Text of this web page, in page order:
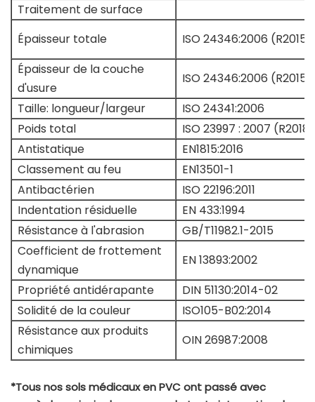
Traitement de surface
Épaisseur totale
ISO 24346:2006 (R2015)
Épaisseur de la couche
d'usure
ISO 24346:2006 (R2015)
Taille: longueur/largeur
ISO 24341:2006
Poids total
ISO 23997 : 2007 (R2018)
Antistatique
EN1815:2016
Classement au feu
EN13501-1
Antibactérien
ISO 22196:2011
Indentation résiduelle
EN 433:1994
Résistance à l'abrasion
GB/T11982.1-2015
Coefficient de frottement
dynamique
EN 13893:2002
Propriété antidérapante
DIN 51130:2014-02
Solidité de la couleur
ISO105-B02:2014
Résistance aux produits
chimiques
OIN 26987:2008
*Tous nos sols médicaux en PVC ont passé avec